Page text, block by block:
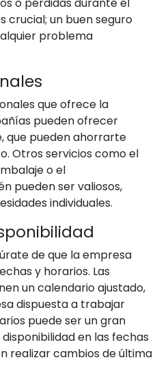
crucial; un buen seguro
problema
que ofrece la
pueden ofrecer
que pueden ahorrarte
Otros servicios como el
o el
pueden ser valiosos,
individuales.
de que la empresa
y horarios. Las
un calendario ajustado,
dispuesta a trabajar
puede ser un gran
en las fechas
realizar cambios de última